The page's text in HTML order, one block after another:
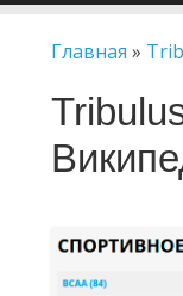
Главная »